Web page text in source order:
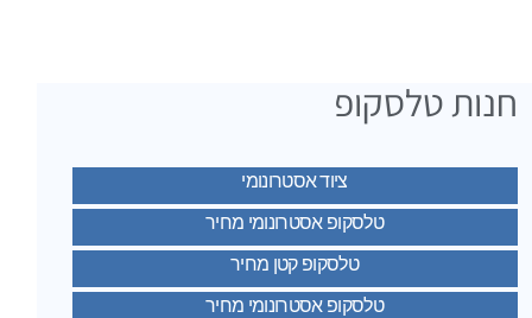
חנות טלסקופ
ציוד אסטרונומי
טלסקופ אסטרונומי מחיר
טלסקופ קטן מחיר
טלסקופ אסטרונומי מחיר